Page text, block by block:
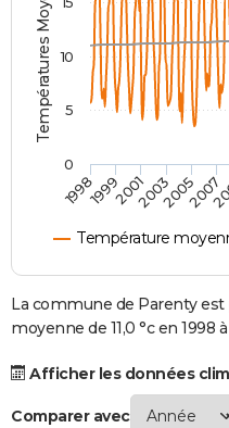
Destinations
City break
Voyage nature
Voyage de noces
Forum
Climat
PHOTO
GUIDES D'ACHAT
BONS PLANS
CARTE DE VOEUX
Carte de Noël
Carte Bonne année
Carte Saint-Valentin
Carte Pâques
Carte d'anniversaire
DICTIONNAIRE
Dictionnaire
Biographies
Citations
Expressions
Proverbes
PROGRAMME TV
S'inscrire
Se connecter
Lycées
Collèges
Primaires
Universités
Entreprises
Service militaire
Avis de recherche
AVIS DE DÉCÈS
FORUM
Bricolage
Lifestyle
Culture
Sport
Auto
Television
Voyage
Cinema
Température
199819992001200320052007
0
5
10
La commune de Parenty
moyenne de 11,0 °c en 1998 à
Afficher les données
Comparer avec